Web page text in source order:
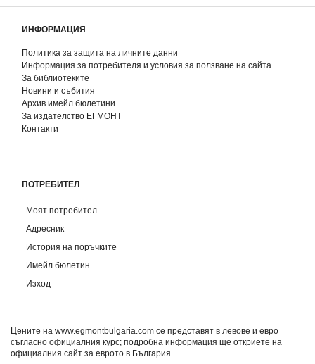
ИНФОРМАЦИЯ
Политика за защита на личните данни
Информация за потребителя и условия за ползване на сайта
За библиотеките
Новини и събития
Архив имейл бюлетини
За издателство ЕГМОНТ
Контакти
ПОТРЕБИТЕЛ
Моят потребител
Адресник
История на поръчките
Имейл бюлетин
Изход
Цените на www.egmontbulgaria.com се представят в левове и евро
съгласно официалния курс; подробна информация ще откриете на
официалния сайт за еврото в България